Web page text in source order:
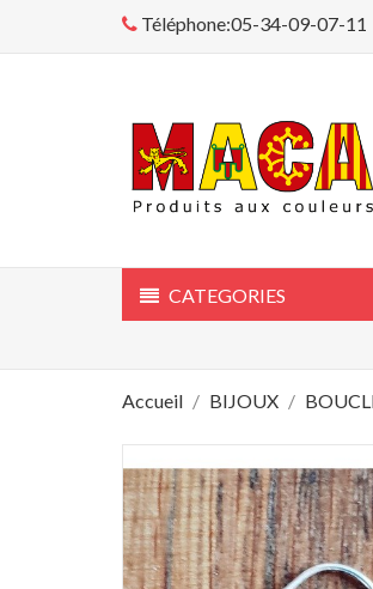
Téléphone:05-34-09-07-11
CATEGORIES
Accueil BIJOUX